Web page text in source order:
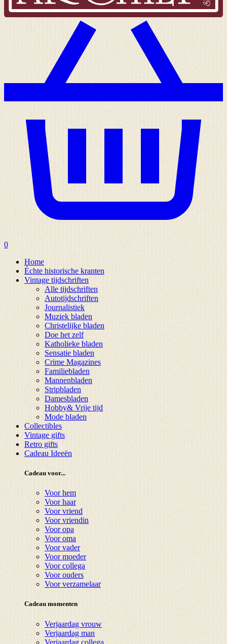
0
Home
Échte historische kranten
Vintage tijdschriften
Alle tijdschriften
Autotijdschriften
Journalistiek
Muziek bladen
Christelijke bladen
Doe het zelf
Katholieke bladen
Sensatie bladen
Crime Magazines
Familiebladen
Mannenbladen
Stripbladen
Damesbladen
Hobby& Vrije tijd
Mode bladen
Collectibles
Vintage gifts
Retro gifts
Cadeau Ideeën
Cadeau voor...
Voor hem
Voor haar
Voor vriend
Voor vriendin
Voor opa
Voor oma
Voor vader
Voor moeder
Voor collega
Voor ouders
Voor verzamelaar
Cadeau momenten
Verjaardag vrouw
Verjaardag man
Verjaardag collega